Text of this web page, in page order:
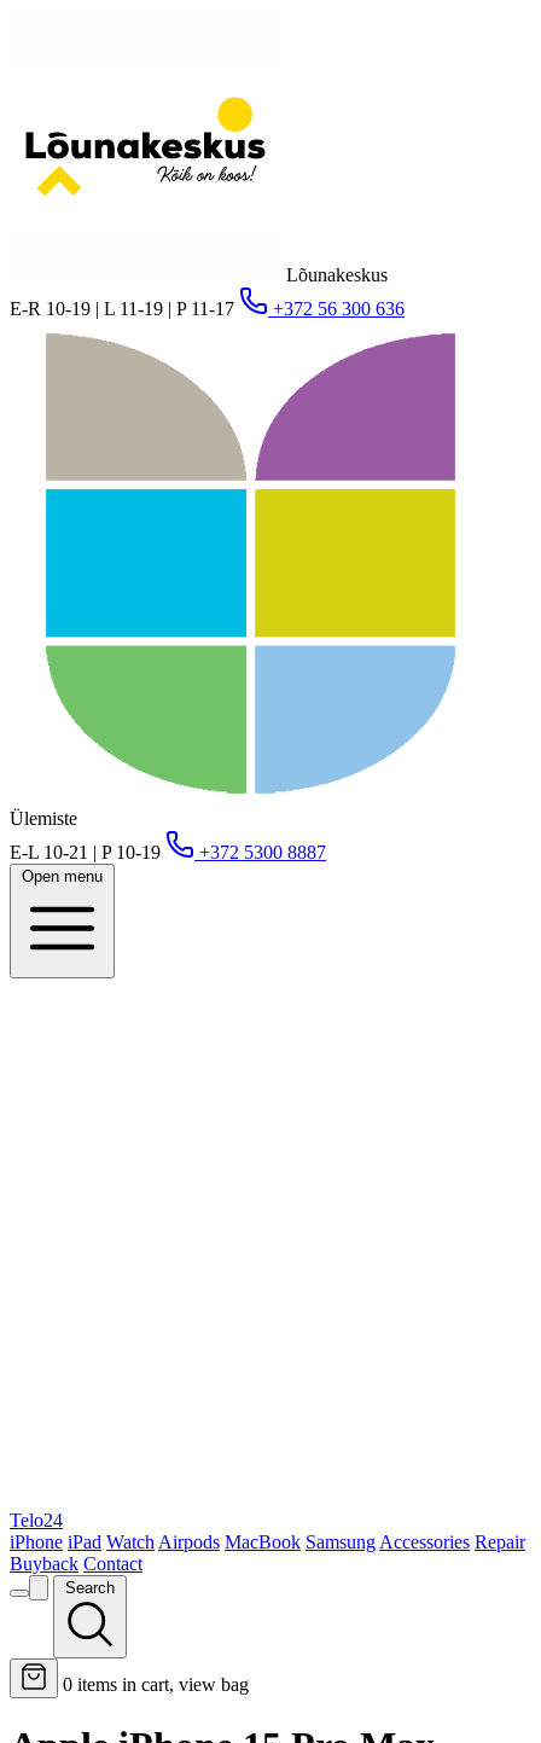
Lõunakeskus
E-R 10-19 | L 11-19 | P 11-17
+372 56 300 636
Ülemiste
E-L 10-21 | P 10-19
+372 5300 8887
Open menu
Telo24
iPhone iPad Watch Airpods MacBook Samsung Accessories Repair
Buyback Contact
Search
0 items in cart, view bag